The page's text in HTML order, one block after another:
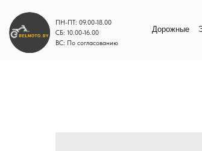
ПН-ПТ: 09.00-18.00
СБ: 10.00-16.00
ВС: По согласованию
Дорожные Эндуро